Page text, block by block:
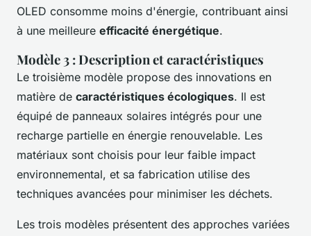
OLED consomme moins d'énergie, contribuant ainsi
à une meilleure efficacité énergétique.
Modèle 3 : Description et caractéristiques
Le troisième modèle propose des innovations en
matière de caractéristiques écologiques. Il est
équipé de panneaux solaires intégrés pour une
recharge partielle en énergie renouvelable. Les
matériaux sont choisis pour leur faible impact
environnemental, et sa fabrication utilise des
techniques avancées pour minimiser les déchets.
Les trois modèles présentent des approches variées